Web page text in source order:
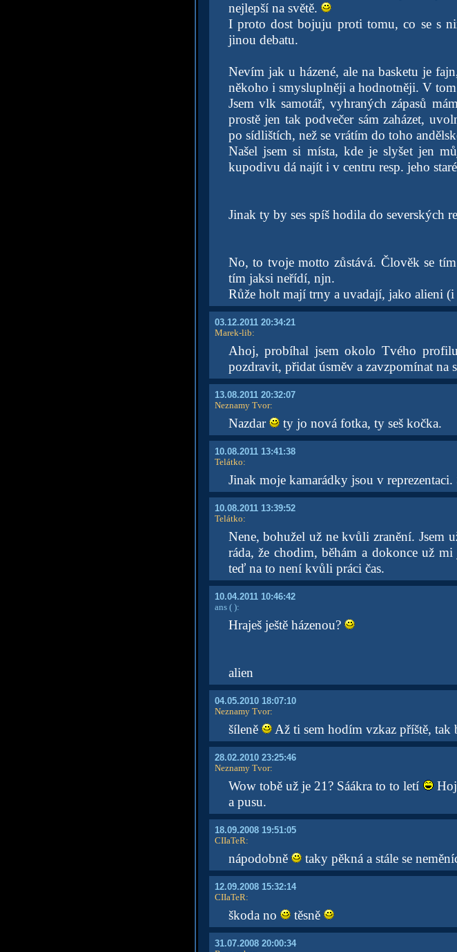
nejlepší na světě.
I proto dost bojuju proti tomu, co se s
jinou debatu.
Nevím jak u házené, ale na basketu je
někoho i smysluplněji a hodnotněji. V
Jsem vlk samotář, vyhraných zápasů
prostě jen tak podvečer sám zaházet,
po sídlištích, než se vrátím do toho
Našel jsem si místa, kde je slyšet jen
kupodivu dá najít i v centru resp. jeho
Jinak ty by ses spíš hodila do severských
No, to tvoje motto zůstává. Člověk se
tím jaksi neřídí, njn.
Růže holt mají trny a uvadají, jako alieni
03.12.2011 20:34:21
Marek-lib:
Ahoj, probíhal jsem okolo Tvého
pozdravit, přidat úsměv a zavzpomínat
13.08.2011 20:32:07
Neznamy Tvor:
Nazdar ty jo nová fotka, ty seš kočka.
10.08.2011 13:41:38
Telátko:
Jinak moje kamarádky jsou v
10.08.2011 13:39:52
Telátko:
Nene, bohužel už ne kvůli zranění. Jsem
ráda, že chodim, běhám a dokonce už
teď na to není kvůli práci čas.
10.04.2011 10:46:42
ans( ):
Hraješ ještě házenou?
alien
04.05.2010 18:07:10
Neznamy Tvor:
šíleně Až ti sem hodím vzkaz příště,
28.02.2010 23:25:46
Neznamy Tvor:
Wow tobě už je 21? Sáákra to to letí
a pusu.
18.09.2008 19:51:05
CIIaTeR:
nápodobně taky pěkná a stále se
12.09.2008 15:32:14
CIIaTeR:
škoda no těsně
31.07.2008 20:00:34